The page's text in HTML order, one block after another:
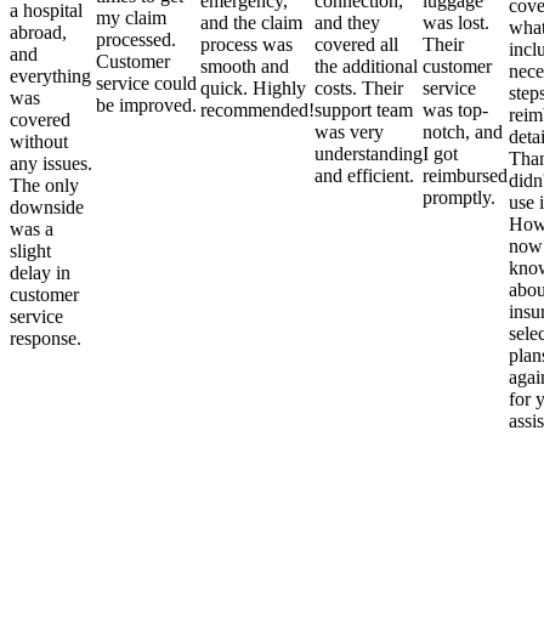
a hospital
abroad,
and
everything
was
covered
without
any issues.
The only
downside
was a
slight
delay in
customer
service
response.
my claim
processed.
Customer
service could
be improved.
and the claim
process was
smooth and
quick. Highly
recommended!
and they
covered all
the additional
costs. Their
support team
was very
understanding
and efficient.
was lost.
Their
customer
service
was top-
notch, and
I got
reimbursed
promptly.
use
for